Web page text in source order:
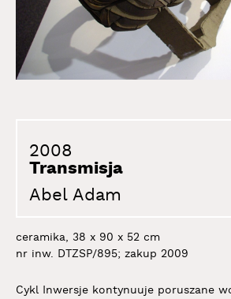
2008
Transmisja
Abel Adam
ceramika, 38 x 90 x 52 cm
nr inw. DTZSP/895; zakup 2009
Cykl Inwersje kontynuuje poruszane